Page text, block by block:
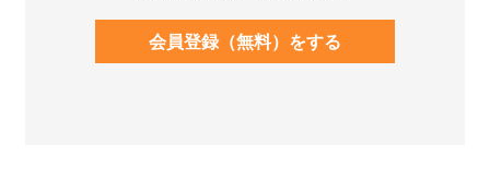
会員登録（無料）をする